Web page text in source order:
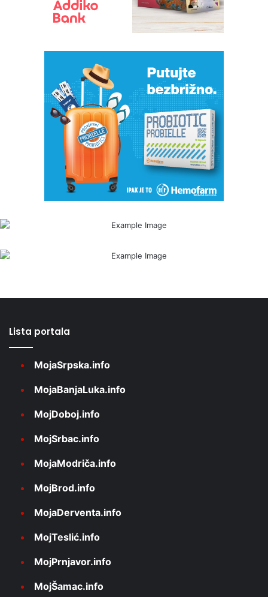
Lista portala
MojaSrpska.info
MojaBanjaLuka.info
MojDoboj.info
MojSrbac.info
MojaModriča.info
MojBrod.info
MojaDerventa.info
MojTeslić.info
MojPrnjavor.info
MojŠamac.info